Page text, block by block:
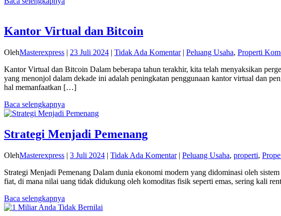
Kantor Virtual dan Bitcoin
OlehMasterexpress | 23 Juli 2024 | Tidak Ada Komentar| Peluang Usaha, Properti
Kantor Virtual dan Bitcoin Dalam beberapa tahun terakhir, kita telah menyaksikan
yang menonjol dalam dekade ini adalah peningkatan penggunaan kantor virtual dan
hal memanfaatkan […]
Baca selengkapnya
Strategi Menjadi Pemenang
OlehMasterexpress | 3 Juli 2024 | Tidak Ada Komentar| Peluang Usaha, properti,
Strategi Menjadi Pemenang Dalam dunia ekonomi modern yang didominasi oleh
fiat, di mana nilai uang tidak didukung oleh komoditas fisik seperti emas, sering kali
Baca selengkapnya